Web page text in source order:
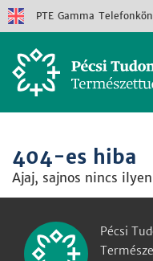
PTE Gamma
404-es hiba
Ajaj, sajnos nincs
Pécsi